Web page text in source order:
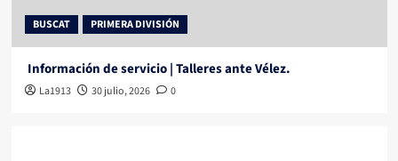
BUSCAT PRIMERA DIVISIÓN
Información de servicio | Talleres ante Vélez.
La1913 30 julio, 2026 0